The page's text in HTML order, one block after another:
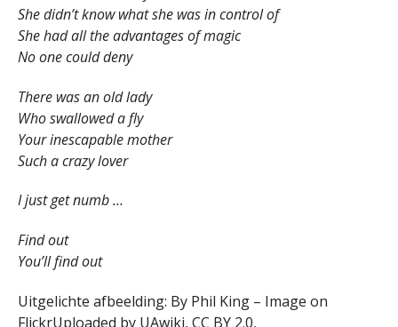
She didn’t know what she was in control of
She had all the advantages of magic
No one could deny
There was an old lady
Who swallowed a fly
Your inescapable mother
Such a crazy lover
I just get numb …
Find out
You’ll find out
Uitgelichte afbeelding: By Phil King – Image on
FlickrUploaded by UAwiki, CC BY 2.0,